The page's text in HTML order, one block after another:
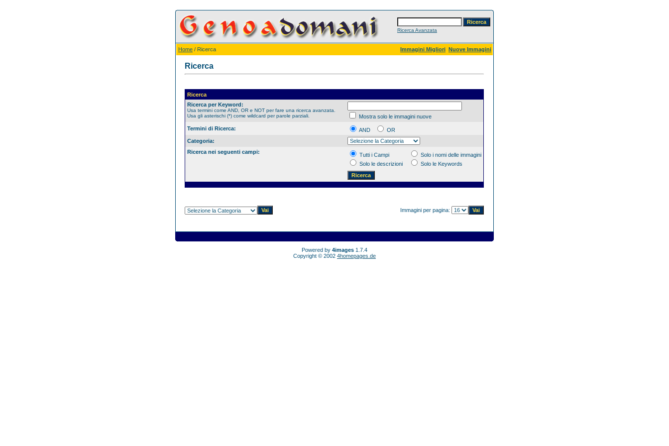
Ricerca Avanzata
Home / Ricerca Immagini Migliori Nuove Immagini
Ricerca
Ricerca
Ricerca per Keyword:
Usa termini come AND, OR e NOT per fare una ricerca avanzata.
Usa gli asterischi (*) come wildcard per parole parziali.
Mostra solo le immagini nuove
Termini di Ricerca:
AND
OR
Categoria:
Ricerca nei seguenti campi:
Tutti i Campi
Solo i nomi delle immagini
Solo le descrizioni
Solo le Keywords
Immagini per pagina:
Powered by 4images 1.7.4
Copyright © 2002 4homepages.de